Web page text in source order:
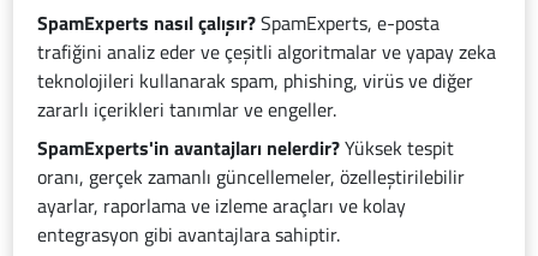
SpamExperts nasıl çalışır?SpamExperts, e-posta
trafiğini analiz eder ve çeşitli algoritmalar ve yapay zeka
teknolojileri kullanarak spam, phishing, virüs ve diğer
zararlı içerikleri tanımlar ve engeller.
SpamExperts'in avantajları nelerdir?Yüksek tespit
oranı, gerçek zamanlı güncellemeler, özelleştirilebilir
ayarlar, raporlama ve izleme araçları ve kolay
entegrasyon gibi avantajlara sahiptir.